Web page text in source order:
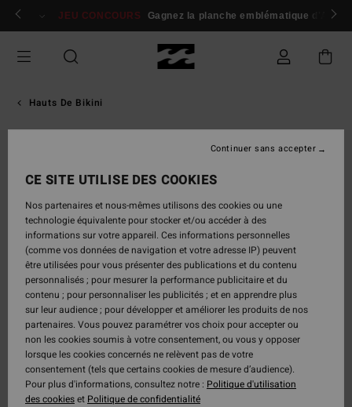
Passer
Se connecter / s'inscrire
JEU CONCOURS Gagnez la planche emblématique d'Andy
Hauts De Bikini
CE SITE UTILISE DES COOKIES
Nos partenaires et nous-mêmes utilisons des cookies ou une
technologie équivalente pour stocker et/ou accéder à des
informations sur votre appareil. Ces informations personnelles
(comme vos données de navigation et votre adresse IP) peuvent
être utilisées pour vous présenter des publications et du contenu
personnalisés ; pour mesurer la performance publicitaire et du
contenu ; pour personnaliser les publicités ; et en apprendre plus
sur leur audience ; pour développer et améliorer les produits de nos
partenaires. Vous pouvez paramétrer vos choix pour accepter ou
non les cookies soumis à votre consentement, ou vous y opposer
lorsque les cookies concernés ne relèvent pas de votre
consentement (tels que certains cookies de mesure d’audience).
Pour plus d'informations, consultez notre : Politique d'utilisation
des cookieset Politique de confidentialité
Continuer sans accepter